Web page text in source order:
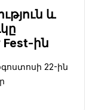
և
ին
22-ին